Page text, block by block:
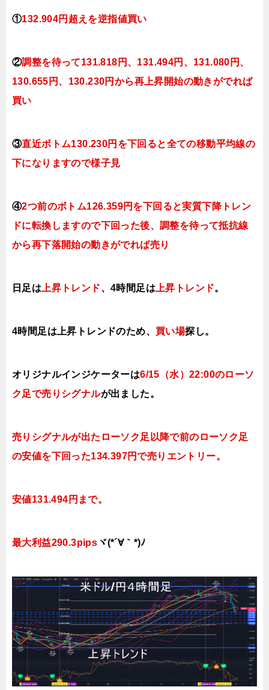
①132.904円超えを逆指値買い
②調整を待って131.818円、131.494円、131.080円、
130.655円、130.230円から再上昇開始の動きがでれば
買い
③直近ボトム130.230円を下回ると全ての移動平均線の
下になりますので様子見
④2つ前のボトム126.359円を下回ると実質下降トレン
ドに転換 しますので下回った後、調整を待って抵抗線
から再下落開始の動きがでれば売り
日足は 上昇トレンド、4時間足は 上昇トレンド。
4時間足は上昇ト レンドのため、 買い場探し。
オリジナルインジケーターは6/15（水）22:00のローソ
ク足で売り シグナルが出ました。
売りシグナルが出たローソク足以降で前のローソク足
の安値を下回った134.397円で売りエントリー。
安値131.494円まで。
最大利益290.3pips ヾ(*´∀｀*)ﾉ